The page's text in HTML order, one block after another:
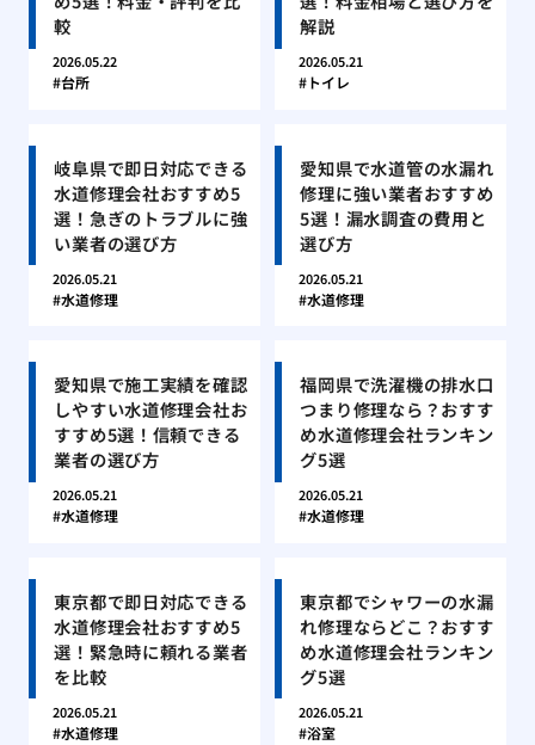
較
2026.05.22
台所
解説
2026.05.21
トイレ
岐阜県で即日対応できる
水道修理会社おすすめ5
選！急ぎのトラブルに強
い業者の選び方
2026.05.21
水道修理
愛知県で水道管の水漏れ
修理に強い業者おすすめ
5選！漏水調査の費用と
選び方
2026.05.21
水道修理
愛知県で施工実績を確認
しやすい水道修理会社お
すすめ5選！信頼できる
業者の選び方
2026.05.21
水道修理
福岡県で洗濯機の排水口
つまり修理なら？おすす
め水道修理会社ランキン
グ5選
2026.05.21
水道修理
東京都で即日対応できる
水道修理会社おすすめ5
選！緊急時に頼れる業者
を比較
2026.05.21
水道修理
東京都でシャワーの水漏
れ修理ならどこ？おすす
め水道修理会社ランキン
グ5選
2026.05.21
浴室